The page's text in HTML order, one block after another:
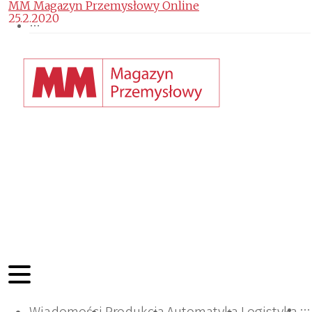
MM Magazyn Przemysłowy Online
25.2.2020